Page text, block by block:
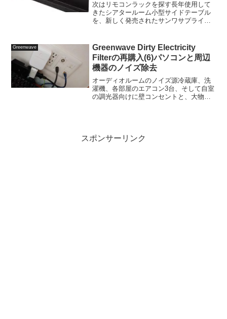
次はリモコンラックを探す長年使用して
きたシアタールーム小型サイドテーブル
を、新しく発売されたサンワサプライ
を取り付けて電源タップとACアダプタを
収容していま...
Greenwave
Greenwave Dirty Electricity
Filterの再購入(6)パソコンと周辺
機器のノイズ除去
オーディオルームのノイズ源冷蔵庫、洗
濯機、各部屋のエアコン3台、そして自室
の調光器向けに壁コンセントと、大物白
スポンサーリンク